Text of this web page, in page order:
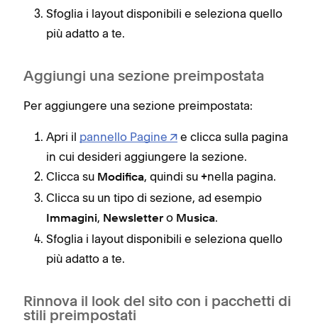
Sfoglia i layout disponibili e seleziona quello
più adatto a te.
Aggiungi una sezione preimpostata
Per aggiungere una sezione preimpostata:
Apri il pannello Pagine
e clicca sulla pagina
in cui desideri aggiungere la sezione.
Clicca su Modifica, quindi su +nella pagina.
Clicca su un tipo di sezione, ad esempio
Immagini, Newsletter o Musica.
Sfoglia i layout disponibili e seleziona quello
più adatto a te.
Rinnova il look del sito con i pacchetti di
stili preimpostati